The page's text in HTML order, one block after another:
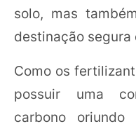
solo, mas
destinação segura
Como os
possuir uma
carbono